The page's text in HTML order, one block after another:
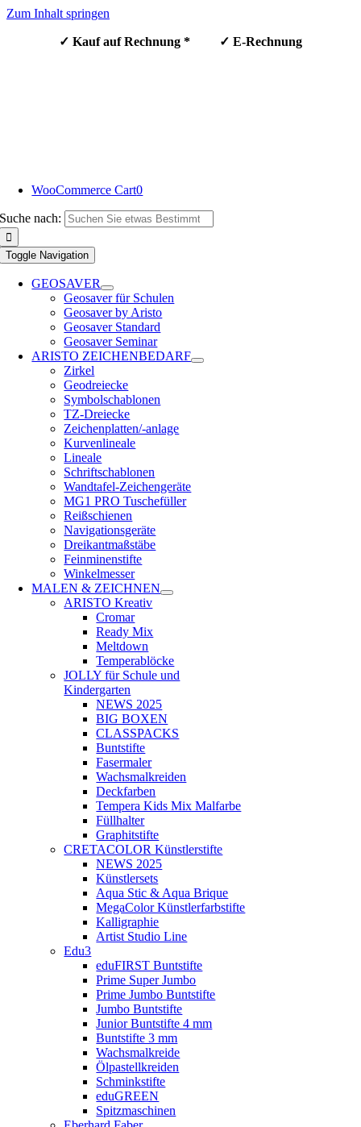
Zum Inhalt springen
✓ Kauf auf Rechnung * ✓ E-Rechnung
WooCommerce Cart0
Suche nach:
Toggle Navigation
GEOSAVER
Geosaver für Schulen
Geosaver by Aristo
Geosaver Standard
Geosaver Seminar
ARISTO ZEICHENBEDARF
Zirkel
Geodreiecke
Symbolschablonen
TZ-Dreiecke
Zeichenplatten/-anlage
Kurvenlineale
Lineale
Schriftschablonen
Wandtafel-Zeichengeräte
MG1 PRO Tuschefüller
Reißschienen
Navigationsgeräte
Dreikantmaßstäbe
Feinminenstifte
Winkelmesser
MALEN & ZEICHNEN
ARISTO Kreativ
Cromar
Ready Mix
Meltdown
Temperablöcke
JOLLY für Schule und
Kindergarten
NEWS 2025
BIG BOXEN
CLASSPACKS
Buntstifte
Fasermaler
Wachsmalkreiden
Deckfarben
Tempera Kids Mix Malfarbe
Füllhalter
Graphitstifte
CRETACOLOR Künstlerstifte
NEWS 2025
Künstlersets
Aqua Stic & Aqua Brique
MegaColor Künstlerfarbstifte
Kalligraphie
Artist Studio Line
Edu3
eduFIRST Buntstifte
Prime Super Jumbo
Prime Jumbo Buntstifte
Jumbo Buntstifte
Junior Buntstifte 4 mm
Buntstifte 3 mm
Wachsmalkreide
Ölpastellkreiden
Schminkstifte
eduGREEN
Spitzmaschinen